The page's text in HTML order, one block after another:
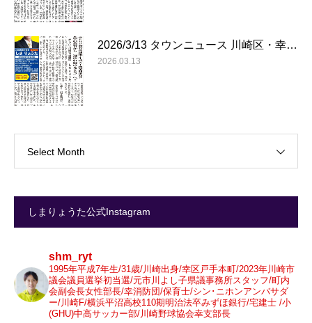
2026/3/13 タウンニュース 川崎区・幸…
2026.03.13
Select Month
しまりょうた公式Instagram
shm_ryt
1995年平成7年生/31歳/川崎出身/幸区戸手本町/2023年川崎市
議会議員選挙初当選/元市川よし子県議事務所スタッフ/町内
会副会長女性部長/幸消防団/保育士/シン･ニホンアンバサダ
ー/川崎F/横浜平沼高校110期明治法卒みずほ銀行/宅建士 /小
(GHU)中高サッカー部/川崎野球協会幸支部長